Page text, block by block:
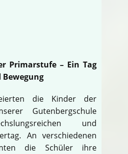
Primarstufe – Ein Tag
die Kinder der
Gutenbergschule
und
An verschiedenen
die Schüler ihre